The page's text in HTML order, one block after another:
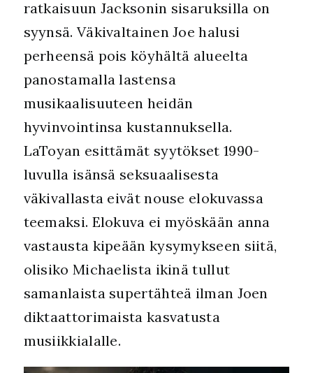
ratkaisuun Jacksonin sisaruksilla on
syynsä. Väkivaltainen Joe halusi
perheensä pois köyhältä alueelta
panostamalla lastensa
musikaalisuuteen heidän
hyvinvointinsa kustannuksella.
LaToyan esittämät syytökset 1990-
luvulla isänsä seksuaalisesta
väkivallasta eivät nouse elokuvassa
teemaksi. Elokuva ei myöskään anna
vastausta kipeään kysymykseen siitä,
olisiko Michaelista ikinä tullut
samanlaista supertähteä ilman Joen
diktaattorimaista kasvatusta
musiikkialalle.